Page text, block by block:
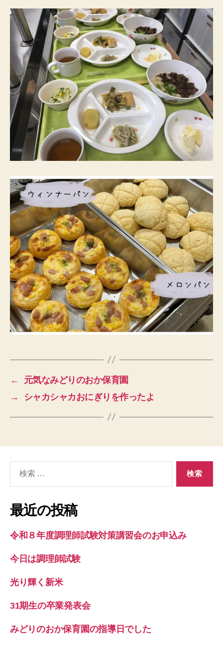
←
元気なみどりのおか保育園
→
シャカシャカおにぎりを作ったよ
象:
最近の投稿
令和８年度調理師試験対策講習会のお申込み
今日は調理師試験
光り輝く新米
31期生の卒業発表会
みどりのおか保育園の指導日でした